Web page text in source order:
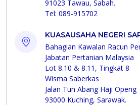
91023 Tawau, Sabah.
Tel: 089-915702
KUASAUSAHA NEGERI
Bahagian Kawalan Racun
Jabatan Pertanian Malaysia
Lot 8.10 & 8.11, Tingkat 8
Wisma Saberkas
Jalan Tun Abang Haji Openg
93000 Kuching, Sarawak.